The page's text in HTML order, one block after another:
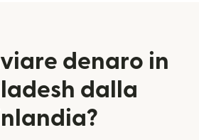
denaro in
dalla